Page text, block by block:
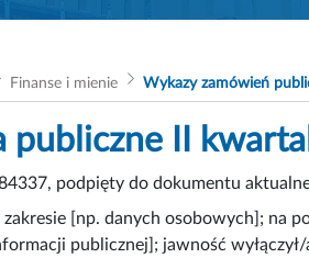
Finanse i mienie Wykazy zamówień
publiczne II
podpięty do dokumentu
[np. danych osobowych]; na
publicznej]; jawność